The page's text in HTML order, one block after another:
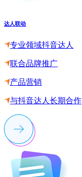
达人联动
专业领域抖音达人
联合品牌推广
产品营销
与抖音达人长期合作